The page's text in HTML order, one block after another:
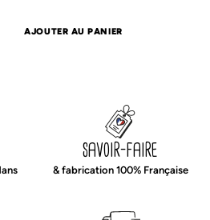
initial
actuel
AJOUTER AU PANIER
savoir-faire
& fabrication 100% Française